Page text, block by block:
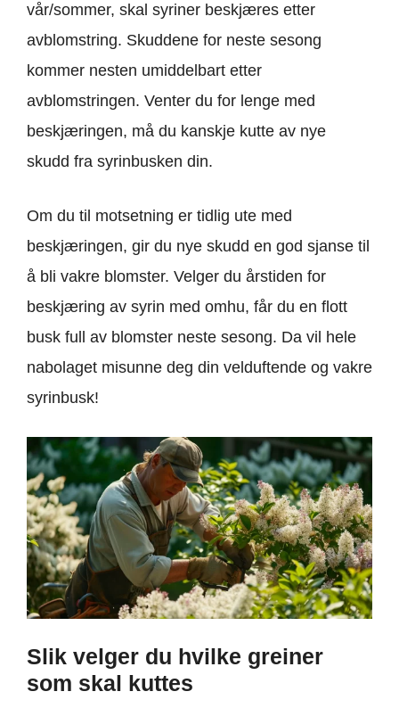
vår/sommer, skal syriner beskjæres etter
avblomstring. Skuddene for neste sesong
kommer nesten umiddelbart etter
avblomstringen. Venter du for lenge med
beskjæringen, må du kanskje kutte av nye
skudd fra syrinbusken din.
Om du til motsetning er tidlig ute med
beskjæringen, gir du nye skudd en god sjanse til
å bli vakre blomster. Velger du årstiden for
beskjæring av syrin med omhu, får du en flott
busk full av blomster neste sesong. Da vil hele
nabolaget misunne deg din velduftende og vakre
syrinbusk!
Slik velger du hvilke greiner
som skal kuttes